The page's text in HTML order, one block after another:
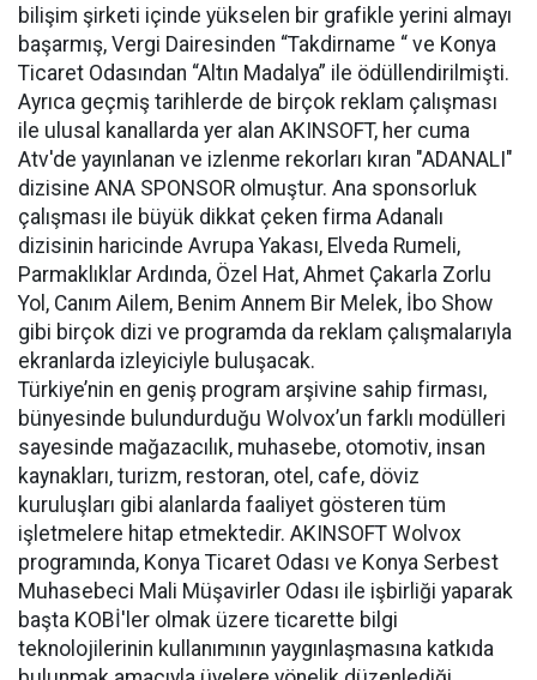
bilişim şirketi içinde yükselen bir grafikle yerini almayı
başarmış, Vergi Dairesinden “Takdirname “ ve Konya
Ticaret Odasından “Altın Madalya” ile ödüllendirilmişti.
Ayrıca geçmiş tarihlerde de birçok reklam çalışması
ile ulusal kanallarda yer alan AKINSOFT, her cuma
Atv'de yayınlanan ve izlenme rekorları kıran "ADANALI"
dizisine ANA SPONSOR olmuştur. Ana sponsorluk
çalışması ile büyük dikkat çeken firma Adanalı
dizisinin haricinde Avrupa Yakası, Elveda Rumeli,
Parmaklıklar Ardında, Özel Hat, Ahmet Çakarla Zorlu
Yol, Canım Ailem, Benim Annem Bir Melek, İbo Show
gibi birçok dizi ve programda da reklam çalışmalarıyla
ekranlarda izleyiciyle buluşacak.
Türkiye’nin en geniş program arşivine sahip firması,
bünyesinde bulundurduğu Wolvox’un farklı modülleri
sayesinde mağazacılık, muhasebe, otomotiv, insan
kaynakları, turizm, restoran, otel, cafe, döviz
kuruluşları gibi alanlarda faaliyet gösteren tüm
işletmelere hitap etmektedir. AKINSOFT Wolvox
programında, Konya Ticaret Odası ve Konya Serbest
Muhasebeci Mali Müşavirler Odası ile işbirliği yaparak
başta KOBİ'ler olmak üzere ticarette bilgi
teknolojilerinin kullanımının yaygınlaşmasına katkıda